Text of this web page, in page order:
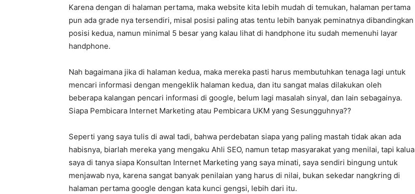
Karena dengan di halaman pertama, maka website kita lebih mudah di temukan, halaman pertama
pun ada grade nya tersendiri, misal posisi paling atas tentu lebih banyak peminatnya dibandingkan
posisi kedua, namun minimal 5 besar yang kalau lihat di handphone itu sudah memenuhi layar
handphone.
Nah bagaimana jika di halaman kedua, maka mereka pasti harus membutuhkan tenaga lagi untuk
mencari informasi dengan mengeklik halaman kedua, dan itu sangat malas dilakukan oleh
beberapa kalangan pencari informasi di google, belum lagi masalah sinyal, dan lain sebagainya.
Siapa Pembicara Internet Marketing atau Pembicara UKM yang Sesungguhnya??
Seperti yang saya tulis di awal tadi, bahwa perdebatan siapa yang paling mastah tidak akan ada
habisnya, biarlah mereka yang mengaku Ahli SEO, namun tetap masyarakat yang menilai, tapi kalua
saya di tanya siapa Konsultan Internet Marketing yang saya minati, saya sendiri bingung untuk
menjawab nya, karena sangat banyak penilaian yang harus di nilai, bukan sekedar nangkring di
halaman pertama google dengan kata kunci gengsi, lebih dari itu.